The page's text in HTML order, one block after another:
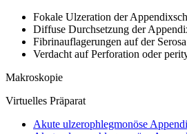
Fokale Ulzeration der
Diffuse Durchsetzung der
Fibrinauflagerungen auf der
Verdacht auf Perforation oder
Makroskopie
Virtuelles Präparat
Akute ulzerophlegmonöse